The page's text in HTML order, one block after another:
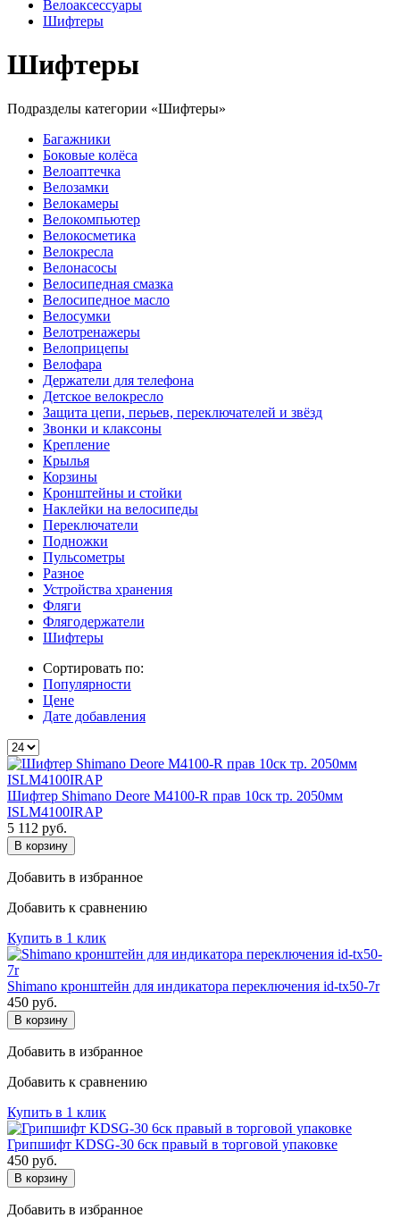
Велоаксессуары
Шифтеры
Шифтеры
Подразделы категории «Шифтеры»
Багажники
Боковые колёса
Велоаптечка
Велозамки
Велокамеры
Велокомпьютер
Велокосметика
Велокресла
Велонасосы
Велосипедная смазка
Велосипедное масло
Велосумки
Велотренажеры
Велоприцепы
Велофара
Держатели для телефона
Детское велокресло
Защита цепи, перьев, переключателей и звёзд
Звонки и клаксоны
Крепление
Крылья
Корзины
Кронштейны и стойки
Наклейки на велосипеды
Переключатели
Подножки
Пульсометры
Разное
Устройства хранения
Фляги
Флягодержатели
Шифтеры
Сортировать по:
Популярности
Цене
Дате добавления
Шифтер Shimano Deore М4100-R прав 10ск тр. 2050мм
ISLM4100IRAP
5 112 руб.
В корзину
Добавить в избранное
Добавить к сравнению
Купить в 1 клик
Shimano кронштейн для индикатора переключения id-tx50-7r
450 руб.
В корзину
Добавить в избранное
Добавить к сравнению
Купить в 1 клик
Грипшифт KDSG-30 6ск правый в торговой упаковке
450 руб.
В корзину
Добавить в избранное